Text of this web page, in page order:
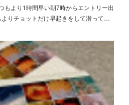
もより1時間早い朝7時からエントリー出
りチョットだけ早起きをして潜って…